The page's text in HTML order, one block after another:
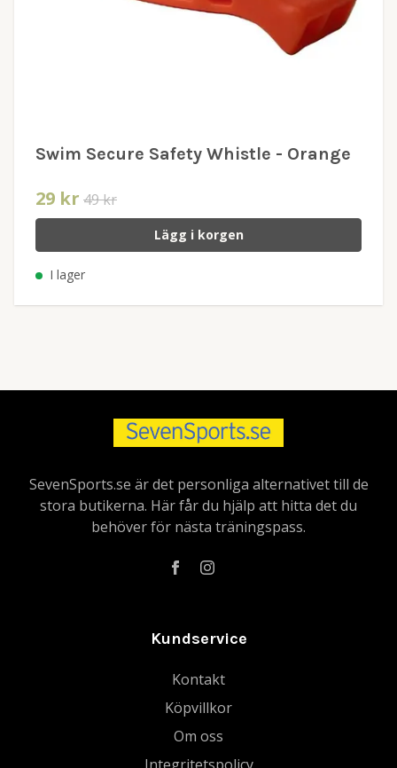
Swim Secure Safety Whistle - Orange
29 kr 49 kr
Lägg i korgen
I lager
SevenSports.se är det personliga alternativet till de
stora butikerna. Här får du hjälp att hitta det du
behöver för nästa träningspass.
Kundservice
Kontakt
Köpvillkor
Om oss